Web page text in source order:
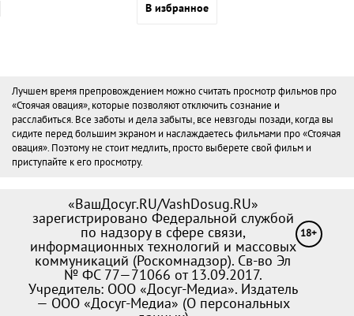
В избранное
Лучшем время препровождением можно считать просмотр фильмов про
«Стоячая овация», которые позволяют отключить сознание и
расслабиться. Все заботы и дела забыты, все невзгоды позади, когда вы
сидите перед большим экраном и наслаждаетесь фильмами про «Стоячая
овация». Поэтому не стоит медлить, просто выберете свой фильм и
приступайте к его просмотру.
«ВашДосуг.RU/VashDosug.RU»
зарегистрировано Федеральной службой
по надзору в сфере связи,
информационных технологий и массовых
коммуникаций (Роскомнадзор). Св-во Эл
№ ФС 77—71066 от 13.09.2017.
Учредитель: ООО «Досуг-Медиа». Издатель
— ООО «Досуг-Медиа» (О персональных
18+